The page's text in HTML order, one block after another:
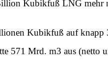
Kubikfuß LNG
Kubikfuß auf knapp
571 Mrd. m3 aus